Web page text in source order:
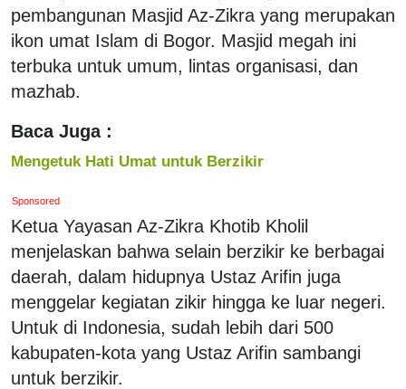
pembangunan Masjid Az-Zikra yang merupakan
ikon umat Islam di Bogor. Masjid megah ini
terbuka untuk umum, lintas organisasi, dan
mazhab.
Baca Juga :
Mengetuk Hati Umat untuk Berzikir
Sponsored
Ketua Yayasan Az-Zikra Khotib Kholil
menjelaskan bahwa selain berzikir ke berbagai
daerah, dalam hidupnya Ustaz Arifin juga
menggelar kegiatan zikir hingga ke luar negeri.
Untuk di Indonesia, sudah lebih dari 500
kabupaten-kota yang Ustaz Arifin sambangi
untuk berzikir.